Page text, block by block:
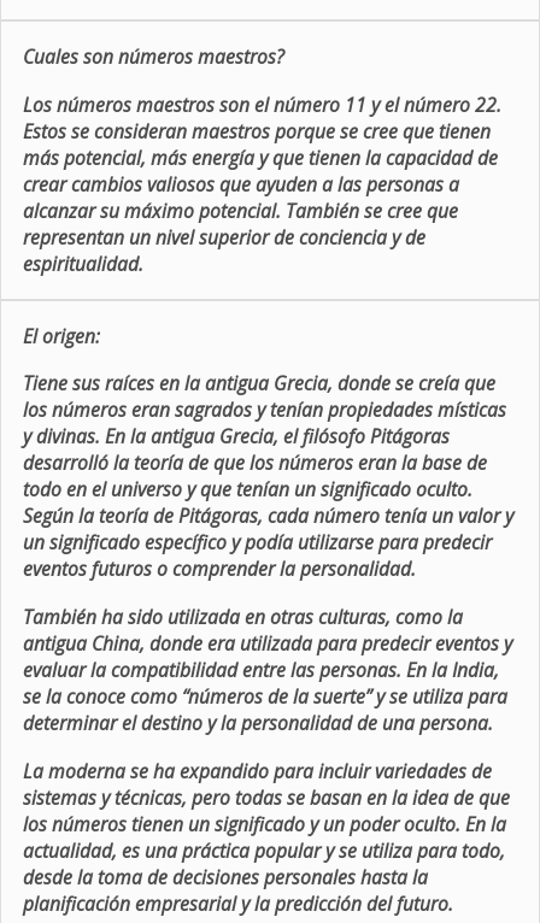
Cuales son números maestros?
Los números maestros son el número 11 y el número 22.
Estos se consideran maestros porque se cree que tienen
más potencial, más energía y que tienen la capacidad de
crear cambios valiosos que ayuden a las personas a
alcanzar su máximo potencial. También se cree que
representan un nivel superior de conciencia y de
espiritualidad.
El origen:
Tiene sus raíces en la antigua Grecia, donde se creía que
los números eran sagrados y tenían propiedades místicas
y divinas. En la antigua Grecia, el filósofo Pitágoras
desarrolló la teoría de que los números eran la base de
todo en el universo y que tenían un significado oculto.
Según la teoría de Pitágoras, cada número tenía un valor y
un significado específico y podía utilizarse para predecir
eventos futuros o comprender la personalidad.
También ha sido utilizada en otras culturas, como la
antigua China, donde era utilizada para predecir eventos y
evaluar la compatibilidad entre las personas. En la India,
se la conoce como “números de la suerte” y se utiliza para
determinar el destino y la personalidad de una persona.
La moderna se ha expandido para incluir variedades de
sistemas y técnicas, pero todas se basan en la idea de que
los números tienen un significado y un poder oculto. En la
actualidad, es una práctica popular y se utiliza para todo,
desde la toma de decisiones personales hasta la
planificación empresarial y la predicción del futuro.